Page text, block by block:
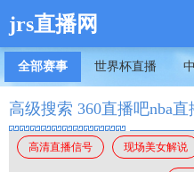
jrs直播网
全部赛事 世界杯直播
高级搜索 360直播吧nba直
高清直播信号 现场美女解说